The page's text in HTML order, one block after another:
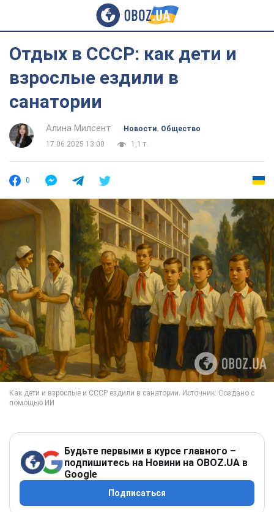
Отдых в СССР: как дети и
взрослые ездили в
санатории
Алина Милсент
Новости. Общество
17.06.2025 13:00
1,1 т.
0
Будьте первыми в курсе главного –
подпишитесь на Новини на OBOZ.UA в
Google
Подписаться